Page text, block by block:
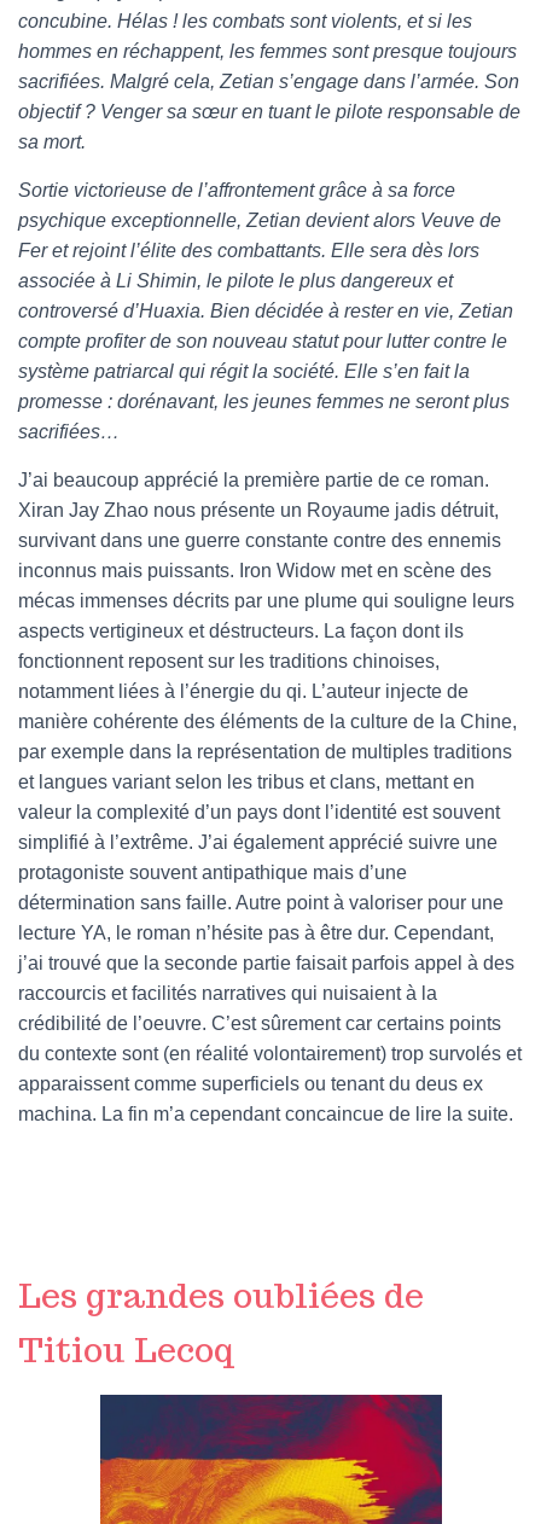
concubine. Hélas ! les combats sont violents, et si les
hommes en réchappent, les femmes sont presque toujours
sacrifiées. Malgré cela, Zetian s’engage dans l’armée. Son
objectif ? Venger sa sœur en tuant le pilote responsable de
sa mort.
Sortie victorieuse de l’affrontement grâce à sa force
psychique exceptionnelle, Zetian devient alors Veuve de
Fer et rejoint l’élite des combattants. Elle sera dès lors
associée à Li Shimin, le pilote le plus dangereux et
controversé d’Huaxia. Bien décidée à rester en vie, Zetian
compte profiter de son nouveau statut pour lutter contre le
système patriarcal qui régit la société. Elle s’en fait la
promesse : dorénavant, les jeunes femmes ne seront plus
sacrifiées…
J’ai beaucoup apprécié la première partie de ce roman.
Xiran Jay Zhao nous présente un Royaume jadis détruit,
survivant dans une guerre constante contre des ennemis
inconnus mais puissants. Iron Widow met en scène des
mécas immenses décrits par une plume qui souligne leurs
aspects vertigineux et déstructeurs. La façon dont ils
fonctionnent reposent sur les traditions chinoises,
notamment liées à l’énergie du qi. L’auteur injecte de
manière cohérente des éléments de la culture de la Chine,
par exemple dans la représentation de multiples traditions
et langues variant selon les tribus et clans, mettant en
valeur la complexité d’un pays dont l’identité est souvent
simplifié à l’extrême. J’ai également apprécié suivre une
protagoniste souvent antipathique mais d’une
détermination sans faille. Autre point à valoriser pour une
lecture YA, le roman n’hésite pas à être dur. Cependant,
j’ai trouvé que la seconde partie faisait parfois appel à des
raccourcis et facilités narratives qui nuisaient à la
crédibilité de l’oeuvre. C’est sûrement car certains points
du contexte sont (en réalité volontairement) trop survolés et
apparaissent comme superficiels ou tenant du deus ex
machina. La fin m’a cependant concaincue de lire la suite.
Les grandes oubliées de
Titiou Lecoq